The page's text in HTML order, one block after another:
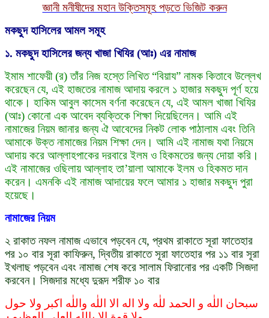
জ্ঞানী মনীষীদের মহান উক্তিসমূহ পড়তে ভিজিট করুন
মকছুদ হাসিলের আমল সমূহ
১. মকছুদ হাসিলের জন্য খাজা খিযির (আঃ) এর নামাজ
ইমাম শাফেয়ী (র) তাঁর নিজ হস্তে লিখিত “বিয়ায” নামক কিতাবে উল্লেখ
করেছেন যে, এই হাজতের নামাজ আদায় করলে ১ হাজার মকছুদ পূর্ণ হয়ে
থাকে। হাকিম আবুল কাসেম বর্ণনা করেছেন যে, এই আমল খাজা খিযির
(আঃ) কোনো এক আবেদ ব্যক্তিকে শিক্ষা দিয়েছিলেন। আমি এই
নামাজের নিয়ম জানার জন্য ঐ আবেদের নিকট লোক পাঠালাম এবং তিনি
আমাকে উক্ত নামাজের নিয়ম শিক্ষা দেন। আমি এই নামাজ যথা নিয়মে
আদায় করে আল্লাহপাকের দরবারে ইলম ও হিকমতের জন্য দোয়া করি।
এই নামাজের ওছিলায় আল্লাহ তা’য়ালা আমাকে ইলম ও হিকমত দান
করেন। এমনকি এই নামাজ আদায়ের ফলে আমার ১ হাজার মকছুদ পুরা
হয়েছে।
নামাজের নিয়ম
২ রাকাত নফল নামাজ এভাবে পড়বেন যে, প্রথম রাকাতে সূরা ফাতেহার
পর ১০ বার সূরা কাফিরুন, দ্বিতীয় রাকাতে সূরা ফাতেহার পর ১১ বার সূরা
ইখলাছ পড়বেন এবং নামাজ শেষ করে সালাম ফিরানোর পর একটি সিজদা
করবেন। সিজদার মধ্যে দুরূদ শরীফ ১০ বার
سبحان اللٰه و الحمد للٰه ولا اله الا اللٰه واللٰه اكبر ولا حول